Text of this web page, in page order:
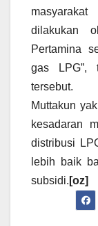
dilakukan
Pertamina
gas LPG”,
tersebut.
Muttakun
kesadaran
distribusi
lebih baik
subsidi. [oz]